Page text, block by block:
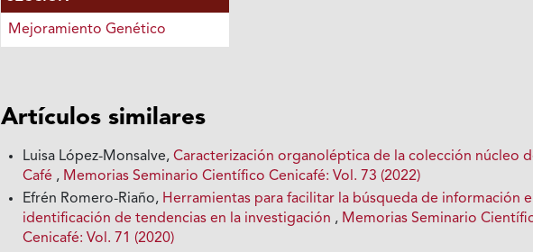
Mejoramiento Genético
Artículos similares
Luisa López-Monsalve,Caracterización organoléptica de la colección núcleo
Café , Memorias Seminario Científico Cenicafé: Vol. 73 (2022)
Efrén Romero-Riaño, Herramientas para facilitar la búsqueda de información e
identificación de tendencias en la investigación , Memorias Seminario
Cenicafé: Vol. 71 (2020)